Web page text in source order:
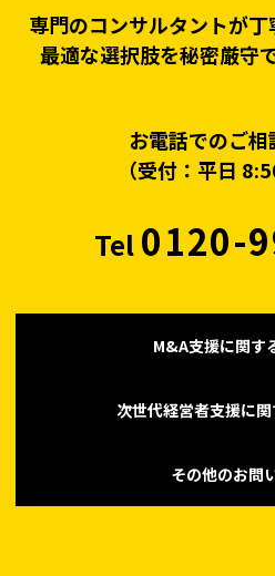
専門のコンサルタントが丁
最適な選択肢を秘密厳守
お電話でのご相
（受付：平日
Tel0120-
M&A支援に関す
次世代経営者支援に
その他のお問